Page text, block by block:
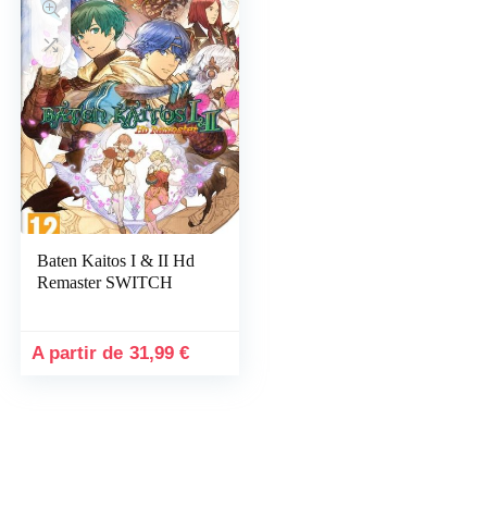
Baten Kaitos I & II Hd
Remaster SWITCH
31,99€